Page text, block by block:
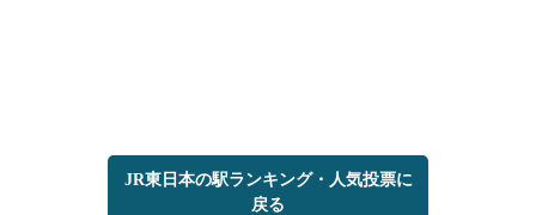
JR東日本の駅ランキング・人気投票に
戻る